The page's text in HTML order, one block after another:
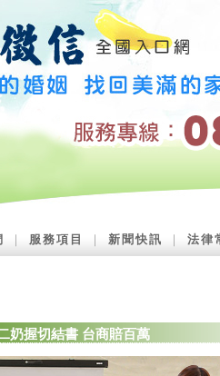
服務項目 新聞快訊 法律
奶握切結書 台商賠百萬